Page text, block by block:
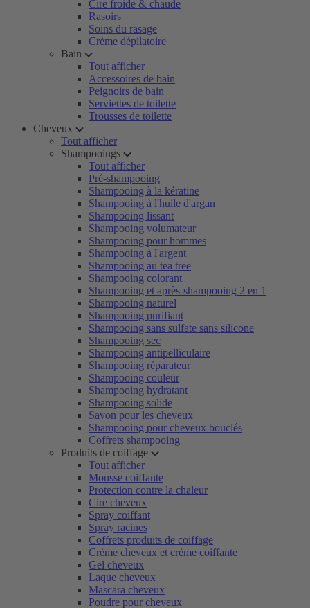
Cire froide & chaude
Rasoirs
Soins du rasage
Crème dépilatoire
Bain
Tout afficher
Accessoires de bain
Peignoirs de bain
Serviettes de toilette
Trousses de toilette
Cheveux
Tout afficher
Shampooings
Tout afficher
Pré-shampooing
Shampooing à la kératine
Shampooing à l'huile d'argan
Shampooing lissant
Shampooing volumateur
Shampooing pour hommes
Shampooing à l'argent
Shampooing au tea tree
Shampooing colorant
Shampooing et après-shampooing 2 en 1
Shampooing naturel
Shampooing purifiant
Shampooing sans sulfate sans silicone
Shampooing sec
Shampooing antipelliculaire
Shampooing réparateur
Shampooing couleur
Shampooing hydratant
Shampooing solide
Savon pour les cheveux
Shampooing pour cheveux bouclés
Coffrets shampooing
Produits de coiffage
Tout afficher
Mousse coiffante
Protection contre la chaleur
Cire cheveux
Spray coiffant
Spray racines
Coffrets produits de coiffage
Crème cheveux et crème coiffante
Gel cheveux
Laque cheveux
Mascara cheveux
Poudre pour cheveux